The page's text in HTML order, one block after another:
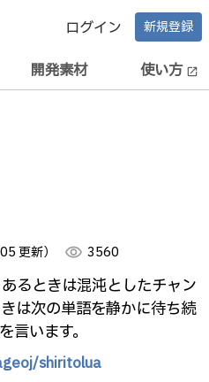
ログイン 新規登録
開発素材 使い方 open_in_new
更新） visibility 3560
るときは混沌としたチャン
は次の単語を静かに待ち続
言います。
shiritolua